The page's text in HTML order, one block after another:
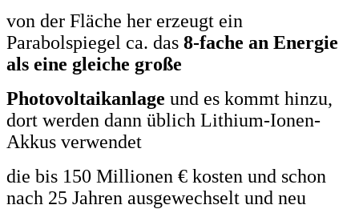
von der Fläche her erzeugt ein
Parabolspiegel ca. das 8-fache an Energie
als eine gleiche große
Photovoltaikanlage und es kommt hinzu,
dort werden dann üblich Lithium-Ionen-
Akkus verwendet
die bis 150 Millionen € kosten und schon
nach 25 Jahren ausgewechselt und neu